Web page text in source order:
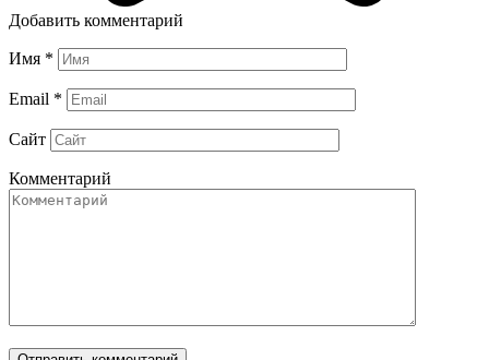
Добавить комментарий
Имя *
Email *
Сайт
Комментарий